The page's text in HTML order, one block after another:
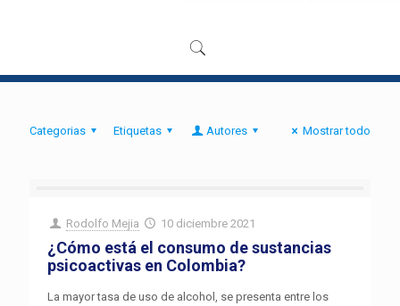
Categorias Etiquetas Autores Mostrar todo
Rodolfo Mejia 10 diciembre 2021
¿Cómo está el consumo de sustancias
psicoactivas en Colombia?
La mayor tasa de uso de alcohol, se presenta entre los